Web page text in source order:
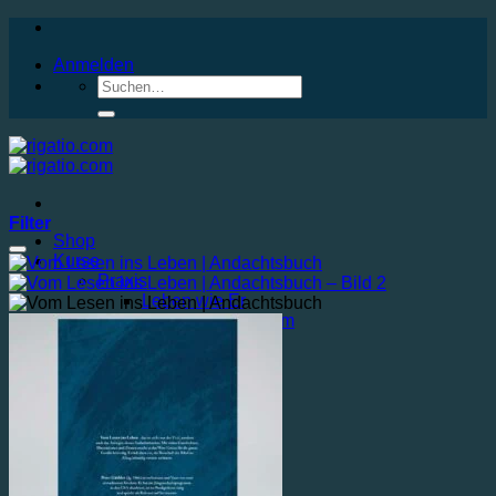
Anmelden
Shop
Kurse
Praxis
Leben wie Er
Neu belebt von Ihm
Männer Gottes
Mehr Bibel…
Extra
Filter